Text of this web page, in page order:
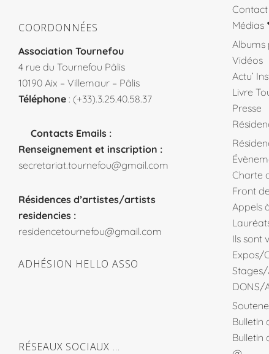
COORDONNÉES
Association Tournefou
4 rue du Tournefou Pâlis
10190 Aix – Villemaur – Pâlis
Téléphone : (+33).3.25.40.58.37
Contacts Emails :
Renseignement et inscription :
secretariat.tournefou@gmail.com
Résidences d’artistes/artists
residencies :
residencetournefou@gmail.com
ADHÉSION HELLO ASSO
RÉSEAUX SOCIAUX …
Contact
Médias
Albums
Vidéos
Actu’
Livre
Presse
Charte
Front
Appels
Ils sont
Expos/
Stages/
DONS/
Bulletin
Bulletin